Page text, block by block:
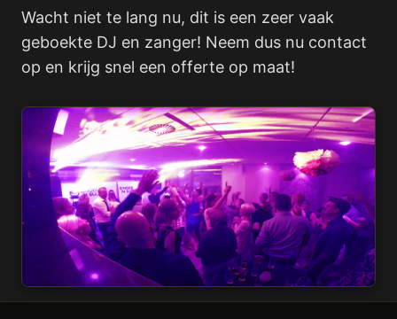
Wacht niet te lang nu, dit is een zeer vaak
geboekte DJ en zanger! Neem dus nu contact
op en krijg snel een offerte op maat!